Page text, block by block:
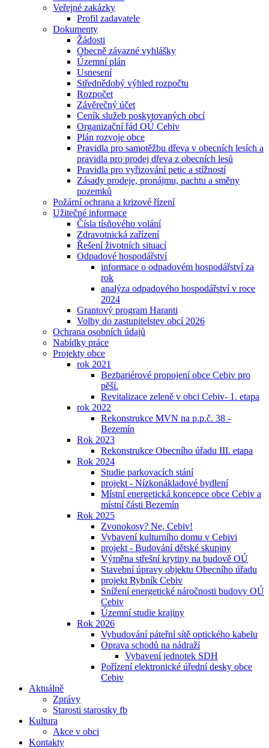
Veřejné zakázky
Profil zadavatele
Dokumenty
Žádosti
Obecně závazné vyhlášky
Územní plán
Usnesení
Střednědobý výhled rozpočtu
Rozpočet
Závěrečný účet
Ceník služeb poskytovaných obcí
Organizační řád OÚ Cebiv
Plán rozvoje obce
Pravidla pro samotěžbu dřeva v obecních lesích a
pravidla pro prodej dřeva z obecních lesů
Pravidla pro vyřizování petic a stížností
Zásady prodeje, pronájmu, pachtu a směny
pozemků
Požární ochrana a krizové řízení
Užitečné informace
Čísla tísňového volání
Zdravotnická zařízení
Řešení životních situací
Odpadové hospodářství
informace o odpadovém hospodářství za
rok
analýza odpadového hospodářství v roce
2024
Grantový program Haranti
Volby do zastupitelstev obcí 2026
Ochrana osobních údajů
Nabídky práce
Projekty obce
rok 2021
Bezbariérové propojení obce Cebiv pro
pěší.
Revitalizace zeleně v obci Cebiv- 1. etapa
rok 2022
Rekonstrukce MVN na p.p.č. 38 -
Bezemín
Rok 2023
Rekonstrukce Obecního úřadu III. etapa
Rok 2024
Studie parkovacích stání
projekt - Nízkonákladové bydlení
Místní energetická koncepce obce Cebiv a
místní části Bezemín
Rok 2025
Zvonokosy? Ne, Cebiv!
Vybavení kulturního domu v Cebivi
projekt - Budování dětské skupiny
Výměna střešní krytiny na budově OÚ
Stavební úpravy objektu Obecního úřadu
projekt Rybník Cebiv
Snížení energetické náročnosti budovy OÚ
Cebiv
Územní studie krajiny
Rok 2026
Vybudování páteřní sítě optického kabelu
Oprava schodů na nádraží
Vybavení jednotek SDH
Pořízení elektronické úřední desky obce
Cebiv
Aktuálně
Zprávy
Starosti starostky fb
Kultura
Akce v obci
Kontakty